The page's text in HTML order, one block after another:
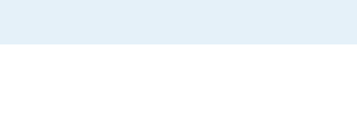
n
r
e